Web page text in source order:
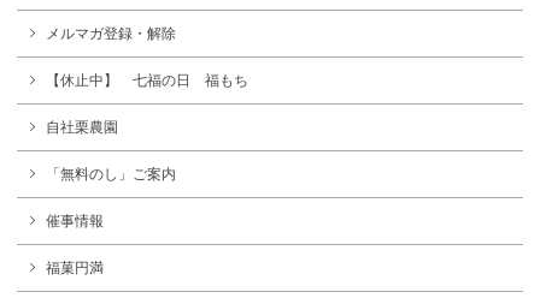
メルマガ登録・解除
【休止中】 七福の日 福もち
自社栗農園
「無料のし」ご案内
催事情報
福菓円満